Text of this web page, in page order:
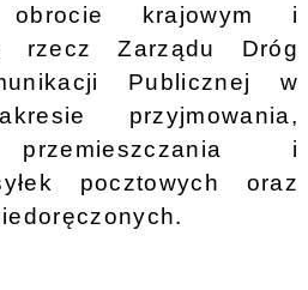
krajowym i
rzecz Zarządu Dróg
Publicznej w
przyjmowania,
przemieszczania i
pocztowych oraz